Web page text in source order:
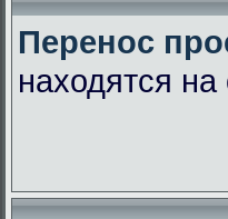
Перенос
находятся